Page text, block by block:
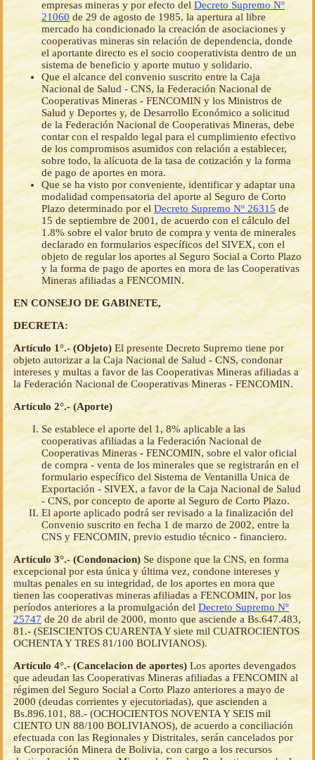
empresas mineras y por efecto delDecreto Supremo Nº
21060 de 29 de agosto de 1985, la apertura al libre
mercado ha condicionado la creación de asociaciones y
cooperativas mineras sin relación de dependencia, donde
el aportante directo es el socio cooperativista dentro de un
sistema de beneficio y aporte mutuo y solidario.
Que el alcance del convenio suscrito entre la Caja
Nacional de Salud - CNS, la Federación Nacional de
Cooperativas Mineras - FENCOMIN y los Ministros de
Salud y Deportes y, de Desarrollo Económico a solicitud
de la Federación Nacional de Cooperativas Mineras, debe
contar con el respaldo legal para el cumplimiento efectivo
de los compromisos asumidos con relación a establecer,
sobre todo, la alícuota de la tasa de cotización y la forma
de pago de aportes en mora.
Que se ha visto por conveniente, identificar y adaptar una
modalidad compensatoria del aporte al Seguro de Corto
Plazo determinado por el Decreto Supremo Nº 26315 de
15 de septiembre de 2001, de acuerdo con el cálculo del
1.8% sobre el valor bruto de compra y venta de minerales
declarado en formularios específicos del SIVEX, con el
objeto de regular los aportes al Seguro Social a Corto Plazo
y la forma de pago de aportes en mora de las Cooperativas
Mineras afiliadas a FENCOMIN.
EN CONSEJO DE GABINETE,
DECRETA:
Artículo 1°.- (Objeto) El presente Decreto Supremo tiene por
objeto autorizar a la Caja Nacional de Salud - CNS, condonar
intereses y multas a favor de las Cooperativas Mineras afiliadas a
la Federación Nacional de Cooperativas Mineras - FENCOMIN.
Artículo 2°.- (Aporte)
Se establece el aporte del 1, 8% aplicable a las
cooperativas afiliadas a la Federación Nacional de
Cooperativas Mineras - FENCOMIN, sobre el valor oficial
de compra - venta de los minerales que se registrarán en el
formulario específico del Sistema de Ventanilla Unica de
Exportación - SIVEX, a favor de la Caja Nacional de Salud
- CNS, por concepto de aporte al Seguro de Corto Plazo.
El aporte aplicado podrá ser revisado a la finalización del
Convenio suscrito en fecha 1 de marzo de 2002, entre la
CNS y FENCOMIN, previo estudio técnico - financiero.
Artículo 3°.- (Condonacion) Se dispone que la CNS, en forma
excepcional por esta única y última vez, condone intereses y
multas penales en su integridad, de los aportes en mora que
tienen las cooperativas mineras afiliadas a FENCOMIN, por los
períodos anteriores a la promulgación del Decreto Supremo Nº
25747 de 20 de abril de 2000, monto que asciende a Bs.647.483,
81.- (SEISCIENTOS CUARENTA Y siete mil CUATROCIENTOS
OCHENTA Y TRES 81/100 BOLIVIANOS).
Artículo 4°.- (Cancelacion de aportes) Los aportes devengados
que adeudan las Cooperativas Mineras afiliadas a FENCOMIN al
régimen del Seguro Social a Corto Plazo anteriores a mayo de
2000 (deudas corrientes y ejecutoriadas), que ascienden a
Bs.896.101, 88.- (OCHOCIENTOS NOVENTA Y SEIS mil
CIENTO UN 88/100 BOLIVIANOS), de acuerdo a conciliación
efectuada con las Regionales y Distritales, serán cancelados por
la Corporación Minera de Bolivia, con cargo a los recursos